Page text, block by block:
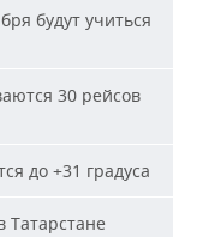
будут учиться
30 рейсов
до +31 градуса
Татарстане